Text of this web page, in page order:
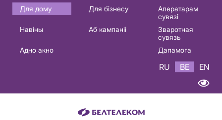
Основная
навигация
Для дому Для бізнесу
Аператарам
сувязі
Навіны
Аб кампаніі
Зваротная
сувязь
Адно акно
Дапамога
RU BE EN